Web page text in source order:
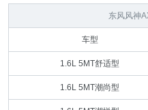
东风风神
车型
1.6L 5MT舒适型
1.6L 5MT潮尚型